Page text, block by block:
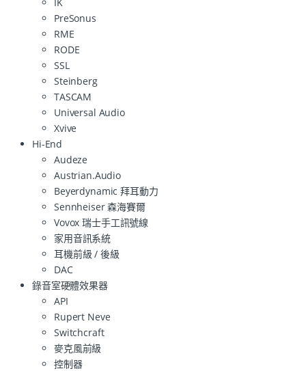
PreSonus
RME
RODE
SSL
Steinberg
TASCAM
Universal Audio
Xvive
Hi-End
Audeze
Austrian.Audio
Beyerdynamic 拜耳動力
Sennheiser 森海賽爾
Vovox 瑞士手工訊號線
家用音訊系統
耳機前級 / 後級
DAC
錄音室硬體效果器
API
Rupert Neve
Switchcraft
麥克風前級
控制器